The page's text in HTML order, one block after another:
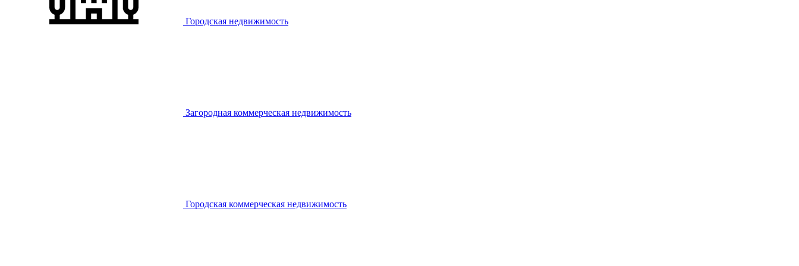
Городская недвижимость
Загородная коммерческая недвижимость
Городская коммерческая недвижимость